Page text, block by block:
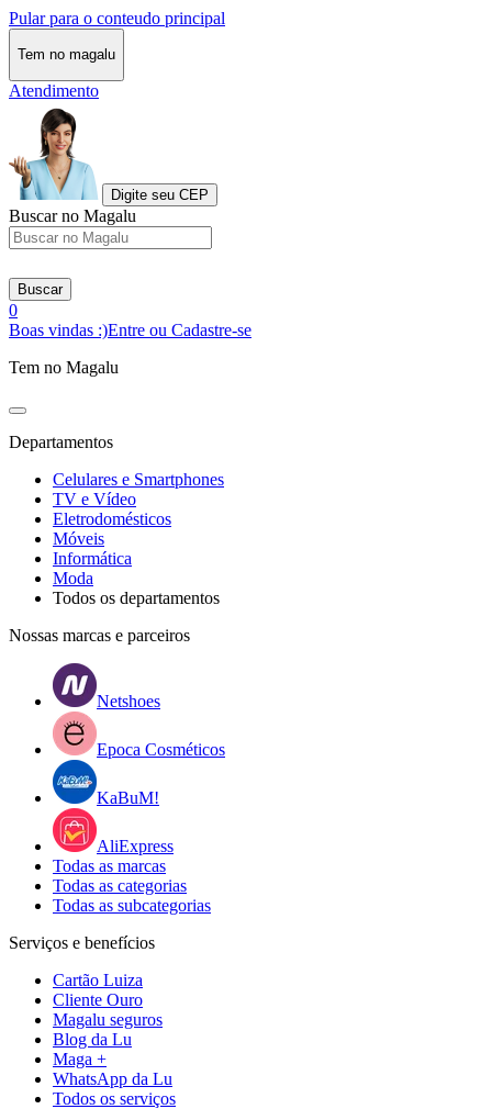
Pular para o conteudo principal
Tem no magalu
Atendimento
Digite seu CEP
Buscar no Magalu
Buscar
0
Boas vindas :)Entre ou Cadastre-se
Tem no Magalu
Departamentos
Celulares e Smartphones
TV e Vídeo
Eletrodomésticos
Móveis
Informática
Moda
Todos os departamentos
Nossas marcas e parceiros
Netshoes
Epoca Cosméticos
KaBuM!
AliExpress
Todas as marcas
Todas as categorias
Todas as subcategorias
Serviços e benefícios
Cartão Luiza
Cliente Ouro
Magalu seguros
Blog da Lu
Maga +
WhatsApp da Lu
Todos os serviços